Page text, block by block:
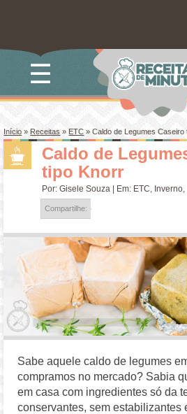
☰
Início»Receitas » ETC »Caldo de Legumes Caseiro
Caldo de
tipo Knorr
Por:Gisele Souza | Em: ETC, Inverno,
Compartilhe:
Sabe aquele caldo de legumes
compramos no mercado? Sabia
em casa com ingredientes só da
conservantes, sem estabilizantes